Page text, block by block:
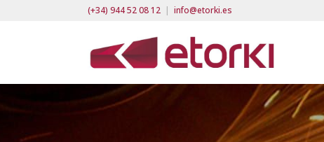
(+34) 944 52 08 12 | info@etorki.es